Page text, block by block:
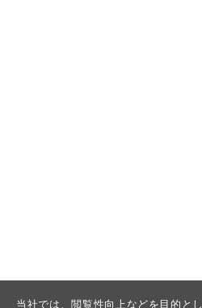
当社では、閲覧性向上などを目的と